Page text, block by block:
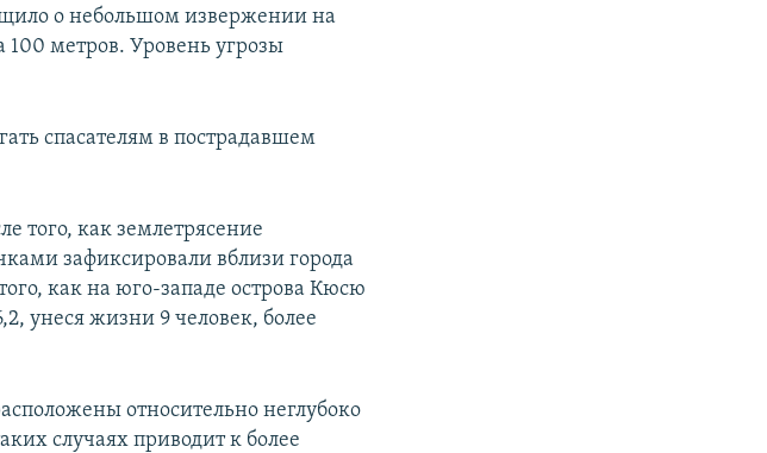
о небольшом извержении на
100 метров. Уровень угрозы
спасателям в пострадавшем
того, как землетрясение
зафиксировали вблизи города
как на юго-западе острова Кюсю
унеся жизни 9 человек, более
относительно неглубоко
случаях приводит к более